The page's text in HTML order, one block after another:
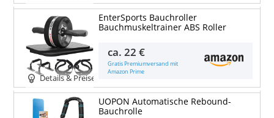
Details & Preise
EnterSports Bauchroller
Bauchmuskeltrainer ABS Roller
ca.22 €
Gratis Premiumversand mit
Amazon Prime
UOPON Automatische Rebound-
Bauchrolle